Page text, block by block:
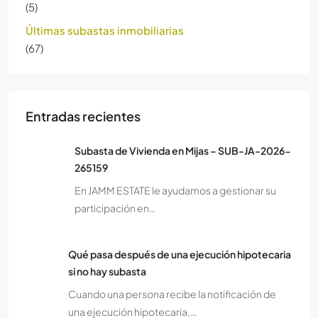
(5)
Últimas subastas inmobiliarias
(67)
Entradas recientes
Subasta de Vivienda en Mijas – SUB-JA-2026-
265159
En JAMM ESTATE le ayudamos a gestionar su
participación en…
Qué pasa después de una ejecución hipotecaria
si no hay subasta
Cuando una persona recibe la notificación de
una ejecución hipotecaria,…